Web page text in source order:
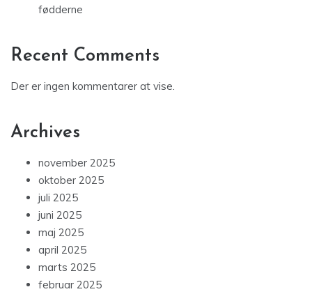
fødderne
Recent Comments
Der er ingen kommentarer at vise.
Archives
november 2025
oktober 2025
juli 2025
juni 2025
maj 2025
april 2025
marts 2025
februar 2025